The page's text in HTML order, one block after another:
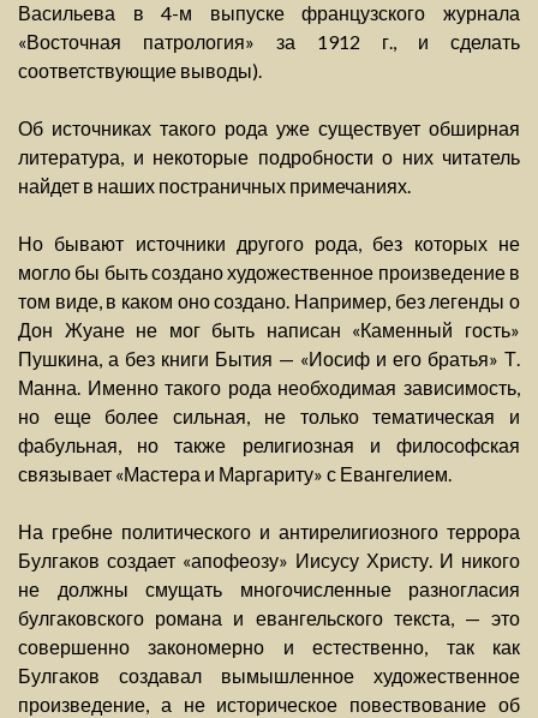
Васильева в 4-м выпуске французского журнала
«Восточная патрология» за 1912 г., и сделать
соответствующие выводы).
Об источниках такого рода уже существует обширная
литература, и некоторые подробности о них читатель
найдет в наших постраничных примечаниях.
Но бывают источники другого рода, без которых не
могло бы быть создано художественное произведение в
том виде, в каком оно создано. Например, без легенды о
Дон Жуане не мог быть написан «Каменный гость»
Пушкина, а без книги Бытия — «Иосиф и его братья» Т.
Манна. Именно такого рода необходимая зависимость,
но еще более сильная, не только тематическая и
фабульная, но также религиозная и философская
связывает «Мастера и Маргариту» с Евангелием.
На гребне политического и антирелигиозного террора
Булгаков создает «апофеозу» Иисусу Христу. И никого
не должны смущать многочисленные разногласия
булгаковского романа и евангельского текста, — это
совершенно закономерно и естественно, так как
Булгаков создавал вымышленное художественное
произведение, а не историческое повествование об